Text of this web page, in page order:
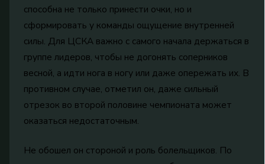
способна не только принести очки, но и
сформировать у команды ощущение внутренней
силы. Для ЦСКА важно с самого начала держаться в
группе лидеров, чтобы не догонять соперников
весной, а идти нога в ногу или даже опережать их. В
противном случае, отметил он, даже сильный
отрезок во второй половине чемпионата может
оказаться недостаточным.
Не обошел он стороной и роль болельщиков. По